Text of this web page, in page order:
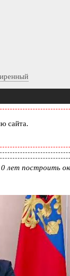
сайта.
лет построить